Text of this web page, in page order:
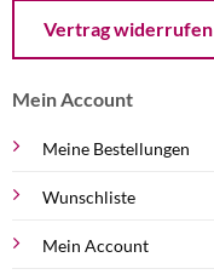
Vertrag widerrufen
Mein Account
Meine Bestellungen
Wunschliste
Mein Account